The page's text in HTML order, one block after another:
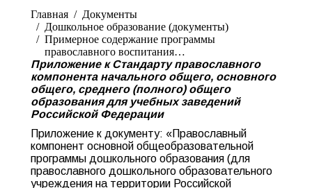
Главная
Документы
Дошкольное образование (документы)
Примерное содержание программы
православного воспитания…
Приложение к Стандарту православного
компонента начального общего, основного
общего, среднего (полного) общего
образования для учебных заведений
Российской Федерации
Приложение к документу: «Православный
компонент основной общеобразовательной
программы дошкольного образования (для
православного дошкольного образовательного
учреждения на территории Российской